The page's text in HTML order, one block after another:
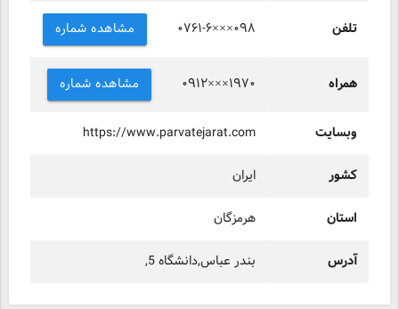
تلفن ۰۷۶۱-۶×××۰۹۸ مشاهده شماره
همراه ۰۹۱۲×××۱۹۷۰ مشاهده شماره
وبسایت https://www.parvatejarat.com
کشور ایران
استان هرمزگان
آدرس بندر عباس,دانشگاه 5,